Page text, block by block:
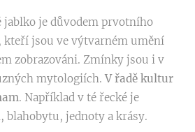
jablko je důvodem prvotního
kteří jsou ve výtvarném umění
zobrazováni. Zmínky jsou i v
mytologiích.V řadě kultur
. Například v té řecké je
blahobytu, jednoty a krásy.